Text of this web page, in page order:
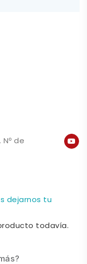
de
dejarnos tu
todavía.